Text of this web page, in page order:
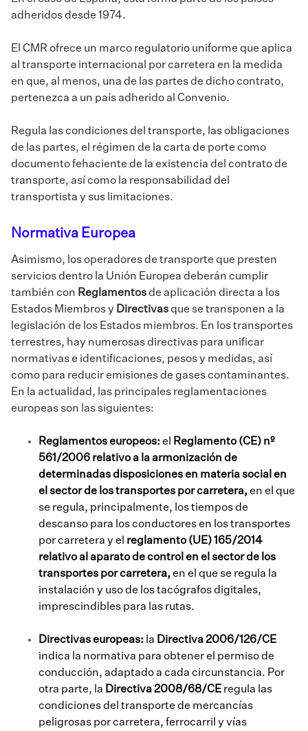
adheridos desde 1974.
El CMR ofrece un marco regulatorio uniforme que aplica
al transporte internacional por carretera en la medida
en que, al menos, una de las partes de dicho contrato,
pertenezca a un país adherido al Convenio.
Regula las condiciones del transporte, las obligaciones
de las partes, el régimen de la carta de porte como
documento fehaciente de la existencia del contrato de
transporte, así como la responsabilidad del
transportista y sus limitaciones.
Normativa Europea
Asimismo, los operadores de transporte que presten
servicios dentro la Unión Europea deberán cumplir
también con Reglamentosde aplicación directa a los
Estados Miembros y Directivas que se transponen a la
legislación de los Estados miembros. En los transportes
terrestres, hay numerosas directivas para unificar
normativas e identificaciones, pesos y medidas, así
como para reducir emisiones de gases contaminantes.
En la actualidad, las principales reglamentaciones
europeas son las siguientes:
Reglamentos europeos: el Reglamento (CE) nº
561/2006 relativo a la armonización de
determinadas disposiciones en materia social en
el sector de los transportes por carretera, en el que
se regula, principalmente, los tiempos de
descanso para los conductores en los transportes
por carretera y el reglamento (UE) 165/2014
relativo al aparato de control en el sector de los
transportes por carretera, en el que se regula la
instalación y uso de los tacógrafos digitales,
imprescindibles para las rutas.
Directivas europeas: la Directiva 2006/126/CE
indica la normativa para obtener el permiso de
conducción, adaptado a cada circunstancia. Por
otra parte, la Directiva 2008/68/CE regula las
condiciones del transporte de mercancías
peligrosas por carretera, ferrocarril y vías